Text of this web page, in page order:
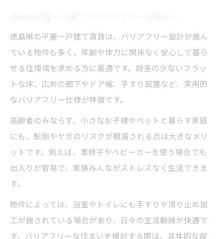
徳島の平屋一戸建てでバリアフリーな暮らし
徳島県の平屋一戸建て賃貸は、バリアフリー設計が進ん
でいる物件も多く、年齢や体力に関係なく安心して暮ら
せる住環境を求める方に最適です。段差の少ないフラッ
トな床、広めの廊下やドア幅、手すり設置など、実用的
なバリアフリー仕様が特徴です。
高齢者のみならず、小さなお子様やペットと暮らす家庭
にも、転倒やケガのリスクが軽減される点は大きなメリ
ットです。例えば、車椅子やベビーカーを使う場合でも
出入りが容易で、家族みんながストレスなく生活できま
す。
物件によっては、浴室やトイレにも手すりや滑り止め加
工が施されている場合があり、日々の生活動線が快適で
す。バリアフリーな住まいを検討する際は、具体的な設